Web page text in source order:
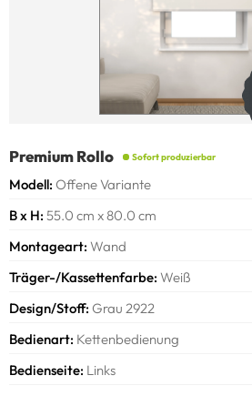
Achtung!
Beachten Sie bitte, dass der Stoff
Bestellmaß!
Alle Modelle
Bedienseite: ca. 20 mm, Gegenseite:
Premium Rollo Sofort produzierbar
Modell Offene Variante
B x H 55.0 cm x 80.0 cm
Montageart Wand
Träger-/Kassettenfarbe Weiß
Design/Stoff Grau 2922
Bedienart Kettenbedienung
Bedienseite Links